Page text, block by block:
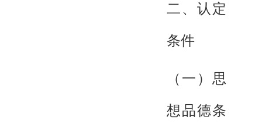
二、认定
条件
（一）思
想品德条